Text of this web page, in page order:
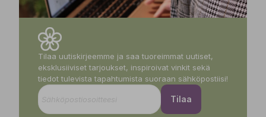
Tilaa uutiskirjeemme ja saa tuoreimmat uutiset,
eksklusiiviset tarjoukset, inspiroivat vinkit sekä
tiedot tulevista tapahtumista suoraan sähköpostiisi!
Tilaa